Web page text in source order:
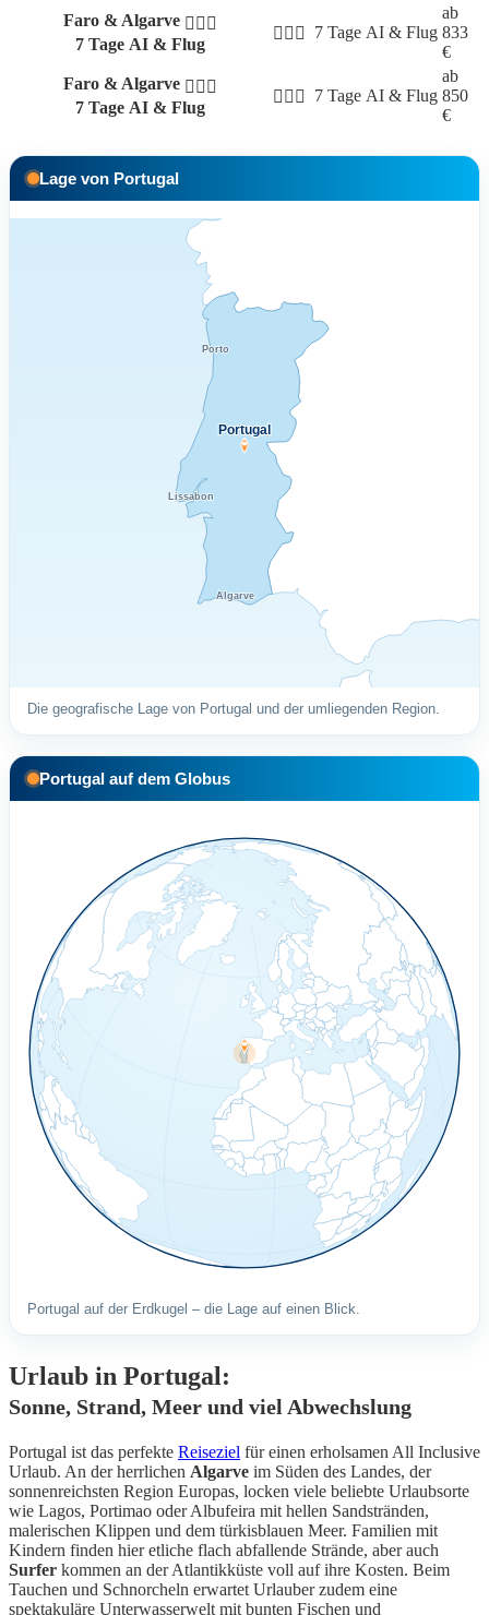
Faro & Algarve
7 Tage AI & Flug
7 Tage AI & Flug
ab
833
€
Faro & Algarve
7 Tage AI & Flug
7 Tage AI & Flug
ab
850
€
Lage von Portugal
Lissabon
Porto
Algarve
Portugal
Die geografische Lage von Portugal und der umliegenden Region.
Portugal auf dem Globus
Portugal auf der Erdkugel – die Lage auf einen Blick.
Urlaub in Portugal:
Sonne, Strand, Meer und viel Abwechslung
Portugal ist das perfekte Reiseziel für einen erholsamen All Inclusive
Urlaub. An der herrlichen Algarve im Süden des Landes, der
sonnenreichsten Region Europas, locken viele beliebte Urlaubsorte
wie Lagos, Portimao oder Albufeira mit hellen Sandstränden,
malerischen Klippen und dem türkisblauen Meer. Familien mit
Kindern finden hier etliche flach abfallende Strände, aber auch
Surfer kommen an der Atlantikküste voll auf ihre Kosten. Beim
Tauchen und Schnorcheln erwartet Urlauber zudem eine
spektakuläre Unterwasserwelt mit bunten Fischen und